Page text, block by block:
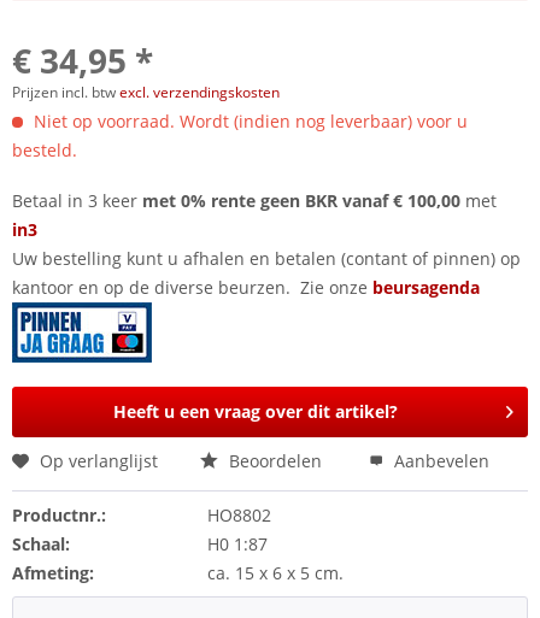
€ 34,95 *
Prijzen incl. btwexcl. verzendingskosten
Niet op voorraad. Wordt (indien nog leverbaar) voor u
besteld.
Betaal in 3 keer met 0% rente geen BKR vanaf € 100,00 met
in3
Uw bestelling kunt u afhalen en betalen (contant of pinnen) op
kantoor en op de diverse beurzen. Zie onze beursagenda
Heeft u een vraag over dit artikel?
Op verlanglijst Beoordelen Aanbevelen
Productnr.:
HO8802
Schaal:
H0 1:87
Afmeting:
ca. 15 x 6 x 5 cm.